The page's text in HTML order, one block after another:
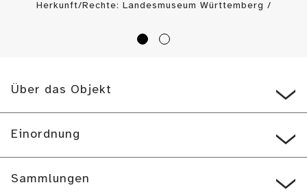
Herkunft/Rechte: Landesmuseum Württemberg /
Über das Objekt
Einordnung
Sammlungen